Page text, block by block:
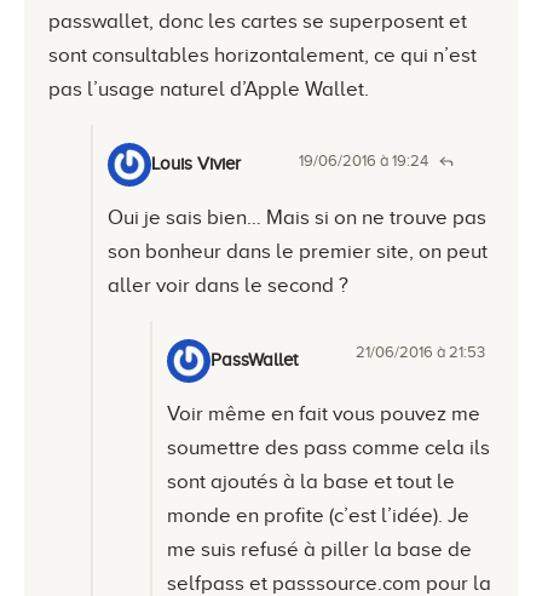
passwallet, donc les cartes se superposent et
sont consultables horizontalement, ce qui n’est
pas l’usage naturel d’Apple Wallet.
Louis Vivier 19/06/2016 à 19:24
Oui je sais bien… Mais si on ne trouve pas
son bonheur dans le premier site, on peut
aller voir dans le second ?
PassWallet 21/06/2016 à 21:53
Voir même en fait vous pouvez me
soumettre des pass comme cela ils
sont ajoutés à la base et tout le
monde en profite (c’est l’idée). Je
me suis refusé à piller la base de
selfpass et passsource.com pour la